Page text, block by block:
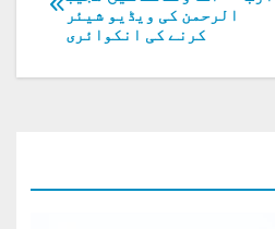
الرحمن کی ویڈیو شیئر
کرنے کی انکوائری